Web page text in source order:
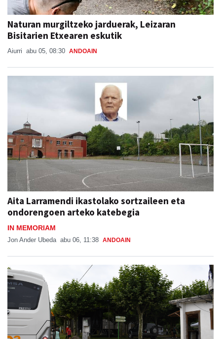
Naturan murgiltzeko jarduerak, Leizaran
Bisitarien Etxearen eskutik
Aiurri abu 05, 08:30 ANDOAIN
Aita Larramendi ikastolako sortzaileen eta
ondorengoen arteko katebegia
IN MEMORIAM
Jon Ander Ubeda abu 06, 11:38 ANDOAIN